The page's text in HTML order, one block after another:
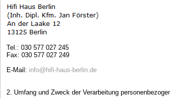
Tel.: 030 577 027 245
Fax: 030 577 027 249
E-Mail: info@hifi-haus-berlin.de
2. Umfang und Zweck der Verarbeitung